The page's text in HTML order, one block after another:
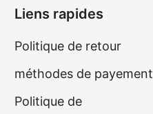
Liens rapides
Politique de retour
méthodes de payement
Politique de